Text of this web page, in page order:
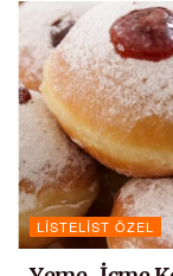
LISTELIST ÖZEL